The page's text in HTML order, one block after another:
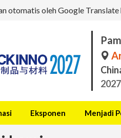
otomatis oleh Google
Eksponen Menjadi